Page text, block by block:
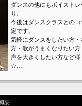
ダンスの他にもボイスト
り、
今後はダンスクラスとの
定です。
気軽にダンスをしたい方
方・歌がうまくなりたい方
声を大きくしたい方など
☆…
要